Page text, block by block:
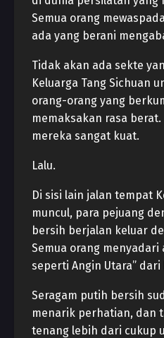
Semua orang
ada yang berani
Tidak akan ada sekte
Keluarga Tang Sichuan
orang-orang yang
memaksakan rasa
mereka sangat kuat.
Lalu.
Di sisi lain jalan tempat
muncul, para pejuang
bersih berjalan keluar
Semua orang menyadari
seperti Angin Utara”
Seragam putih bersih
menarik perhatian, dan
tenang lebih dari cukup